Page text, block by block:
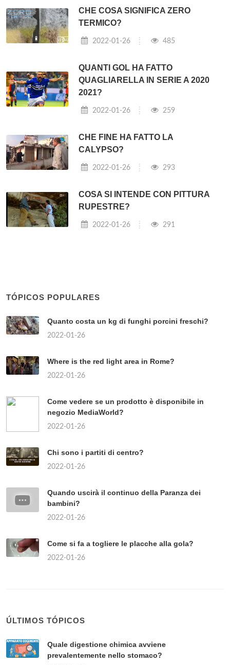
CHE COSA SIGNIFICA ZERO
TERMICO?
2022-01-26 485
QUANTI GOL HA FATTO
QUAGLIARELLA IN SERIE A 2020
2021?
2022-01-26 259
CHE FINE HA FATTO LA
CALYPSO?
2022-01-26 293
COSA SI INTENDE CON PITTURA
RUPESTRE?
2022-01-26 291
TÓPICOS POPULARES
Quanto costa un kg di funghi porcini freschi?
2022-01-26
Where is the red light area in Rome?
2022-01-26
Come vedere se un prodotto è disponibile in
negozio MediaWorld?
2022-01-26
Chi sono i partiti di centro?
2022-01-26
Quando uscirà il continuo della Paranza dei
bambini?
2022-01-26
Come si fa a togliere le placche alla gola?
2022-01-26
ÚLTIMOS TÓPICOS
Quale digestione chimica avviene
prevalentemente nello stomaco?